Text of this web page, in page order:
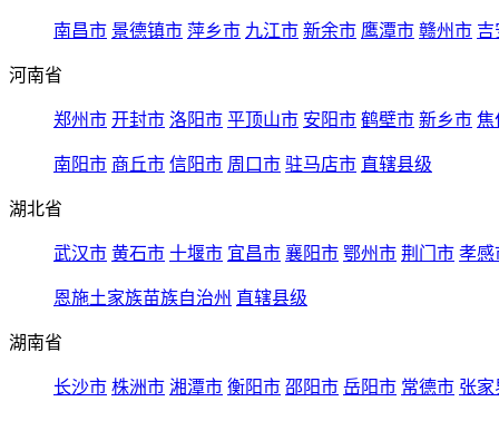
南昌市 景德镇市 萍乡市 九江市 新余市 鹰潭市 赣州市 吉
河南省
郑州市 开封市 洛阳市 平顶山市 安阳市 鹤壁市 新乡市 焦
南阳市 商丘市 信阳市 周口市 驻马店市 直辖县级
湖北省
武汉市 黄石市 十堰市 宜昌市 襄阳市 鄂州市 荆门市 孝感
恩施土家族苗族自治州 直辖县级
湖南省
长沙市 株洲市 湘潭市 衡阳市 邵阳市 岳阳市 常德市 张家